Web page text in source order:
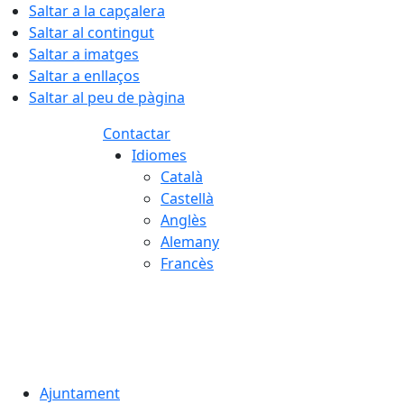
Saltar a la capçalera
Saltar al contingut
Saltar a imatges
Saltar a enllaços
Saltar al peu de pàgina
Contactar
Idiomes
Català
Castellà
Anglès
Alemany
Francès
Ajuntament